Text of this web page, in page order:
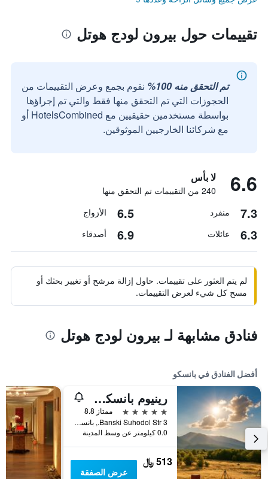
تقييمات حول بيرون لودج هوتل
تم التحقق منه 100%
نقوم بجمع وعرض التقييمات من
الحجوزات التي تم التحقق منها فقط والتي تم إجراؤها
بواسطة مستخدمين حقيقيين مع HotelsCombined أو
مع شركائنا الخارجيين الموثوقين.
6.6 لا بأس
240 من التقييمات تم التحقق منها
7.3 منفرد 6.5 الأزواج
6.3 عائلات 6.9 أصدقاء
لم يتم العثور على تقييمات. حاول إزالة مرشح أو تغيير بحثك أو
مسح كل شيء لعرض التقييمات.
فنادق مشابهة لـ بيرون لودج هوتل
أفضل الفنادق في بانسكو
رينيوم بانسكو ماونتن ريزورت
5 نجوم
ممتاز 8.8
3 Banski Suhodol Str., بانسكو, بلغاريا
0.0 كيلومتر عن وسط المدينة
513 ﷼
عرض الصفقة